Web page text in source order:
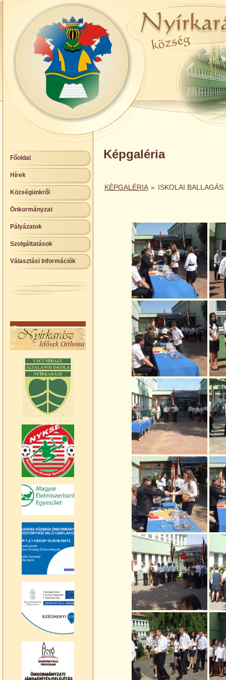
Főoldal
Hírek
Községünkről
Önkormányzat
Pályázatok
Szolgáltatások
Választási Információk
Képgaléria
KÉPGALÉRIA » ISKOLAI BALLAGÁS